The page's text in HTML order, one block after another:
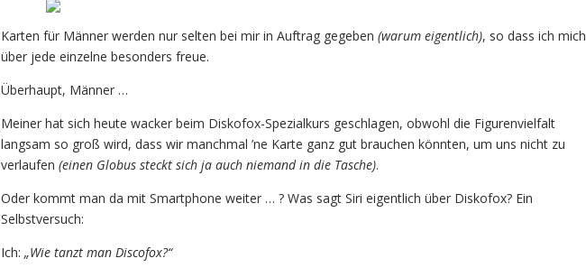
Karten für Männer werden nur selten bei mir in Auftrag gegeben (warum eigentlich), so dass ich mich
über jede einzelne besonders freue.
Überhaupt, Männer …
Meiner hat sich heute wacker beim Diskofox-Spezialkurs geschlagen, obwohl die Figurenvielfalt
langsam so groß wird, dass wir manchmal ’ne Karte ganz gut brauchen könnten, um uns nicht zu
verlaufen (einen Globus steckt sich ja auch niemand in die Tasche).
Oder kommt man da mit Smartphone weiter … ? Was sagt Siri eigentlich über Diskofox? Ein
Selbstversuch:
Ich: „Wie tanzt man Discofox?“